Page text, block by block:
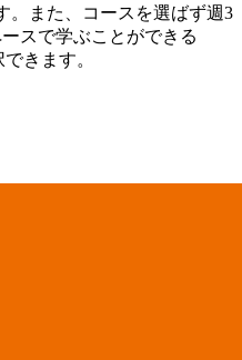
。また、コースを選ばず週3
スで学ぶことができる
きます。